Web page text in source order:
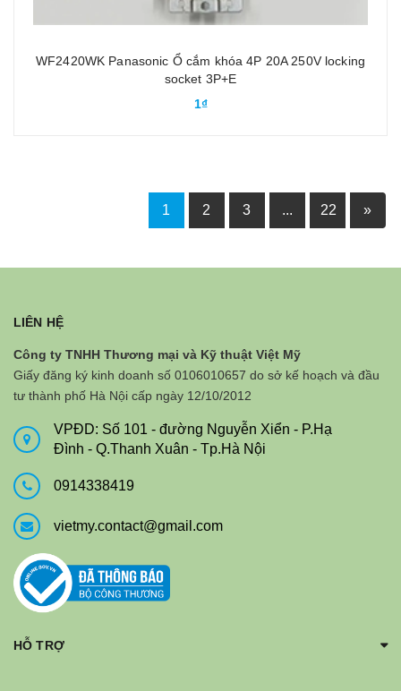
WF2420WK Panasonic Ổ cắm khóa 4P 20A 250V locking
socket 3P+E
1₫
1 2 3 ... 22 »
LIÊN HỆ
Công ty TNHH Thương mại và Kỹ thuật Việt Mỹ
Giấy đăng ký kinh doanh số 0106010657 do sở kế hoạch và đầu
tư thành phố Hà Nội cấp ngày 12/10/2012
VPĐD: Số 101 - đường Nguyễn Xiển - P.Hạ
Đình - Q.Thanh Xuân - Tp.Hà Nội
0914338419
vietmy.contact@gmail.com
HỖ TRỢ